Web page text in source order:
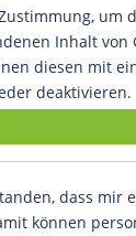
um
Inhalt von
diesen mit
deaktivieren.
dass mir
können